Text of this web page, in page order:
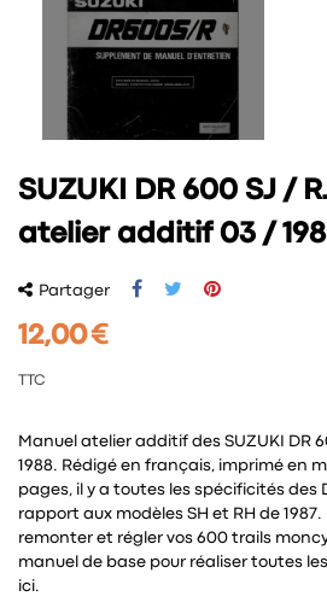
SUZUKI DR 600 SJ /
atelier additif 03 /
Partager
12,00 €
TTC
Manuel atelier additif des SUZUKI DR
1988. Rédigé en français, imprimé en
pages, il y a toutes les spécificités des
rapport aux modèles SH et RH de
remonter et régler vos 600 trails
manuel de base pour réaliser toutes
ici.